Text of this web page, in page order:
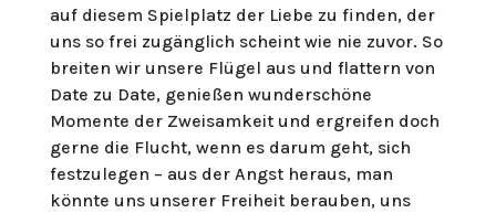
auf diesem Spielplatz der Liebe zu finden, der
uns so frei zugänglich scheint wie nie zuvor. So
breiten wir unsere Flügel aus und flattern von
Date zu Date, genießen wunderschöne
Momente der Zweisamkeit und ergreifen doch
gerne die Flucht, wenn es darum geht, sich
festzulegen – aus der Angst heraus, man
könnte uns unserer Freiheit berauben, uns